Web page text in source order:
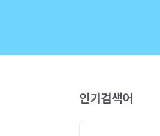
인기검색어